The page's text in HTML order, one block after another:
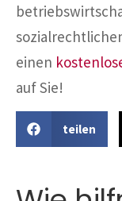
einen
auf Sie!
teilen